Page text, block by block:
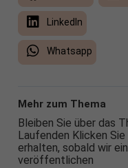
LinkedIn
Whatsapp
Mehr zum Thema
Bleiben Sie über das
Laufenden Klicken
erhalten, sobald wir
veröffentlichen